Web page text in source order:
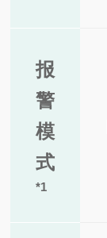
报
警
模
式
*1